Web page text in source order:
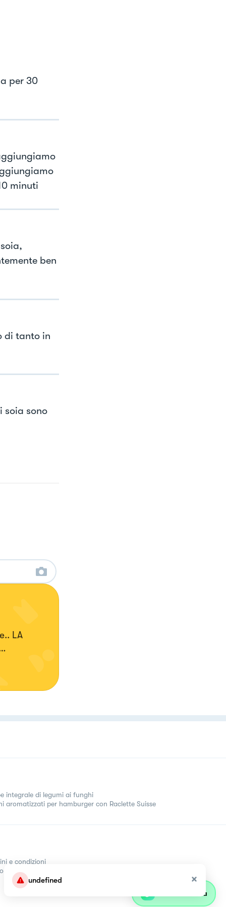
undefined
per 30
minuti
ben
di tanto in
soia sono
LA
integrale di legumi ai funghi
aromatizzati per hamburger con Raclette Suisse
e condizioni
Parla con olivia